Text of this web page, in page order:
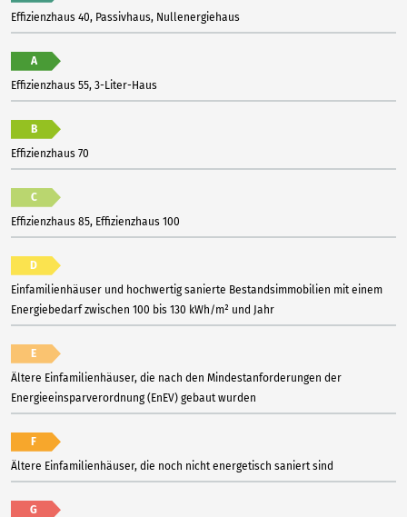
Effizienzhaus 40, Passivhaus, Nullenergiehaus
A
Effizienzhaus 55, 3-Liter-Haus
B
Effizienzhaus 70
C
Effizienzhaus 85, Effizienzhaus 100
D
Einfamilienhäuser und hochwertig sanierte Bestandsimmobilien mit einem
Energiebedarf zwischen 100 bis 130 kWh/m² und Jahr
E
Ältere Einfamilienhäuser, die nach den Mindestanforderungen der
Energieeinsparverordnung (EnEV) gebaut wurden
F
Ältere Einfamilienhäuser, die noch nicht energetisch saniert sind
G